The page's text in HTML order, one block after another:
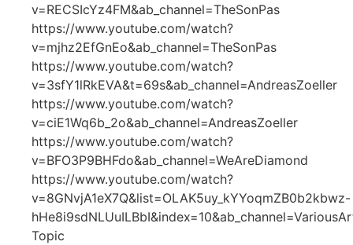
v=RECSIcYz4FM&ab_channel=TheSonPas
https://www.youtube.com/watch?
v=mjhz2EfGnEo&ab_channel=TheSonPas
https://www.youtube.com/watch?
v=3sfY1lRkEVA&t=69s&ab_channel=AndreasZoeller
https://www.youtube.com/watch?
v=ciE1Wq6b_2o&ab_channel=AndreasZoeller
https://www.youtube.com/watch?
v=BFO3P9BHFdo&ab_channel=WeAreDiamond
https://www.youtube.com/watch?
v=8GNvjA1eX7Q&list=OLAK5uy_kYYoqmZB0b2kbwz-
Topic